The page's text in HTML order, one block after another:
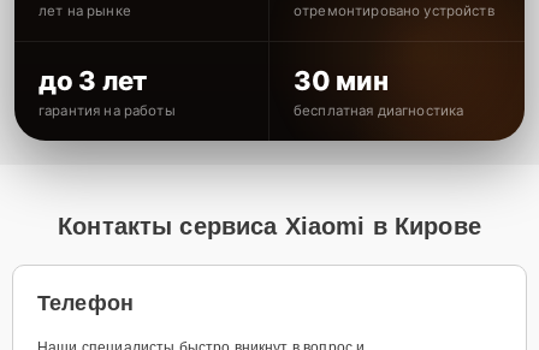
лет на рынке отремонтировано устройств
до 3 лет
гарантия на работы
30 мин
бесплатная диагностика
Контакты сервиса Xiaomi в Кирове
Телефон